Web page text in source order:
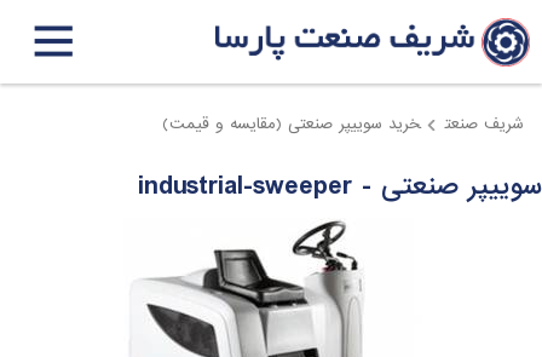
شریف صنعت خرید سوییپر صنعتی (مقایسه و قیمت)
سوییپر صنعتی - industrial-sweeper